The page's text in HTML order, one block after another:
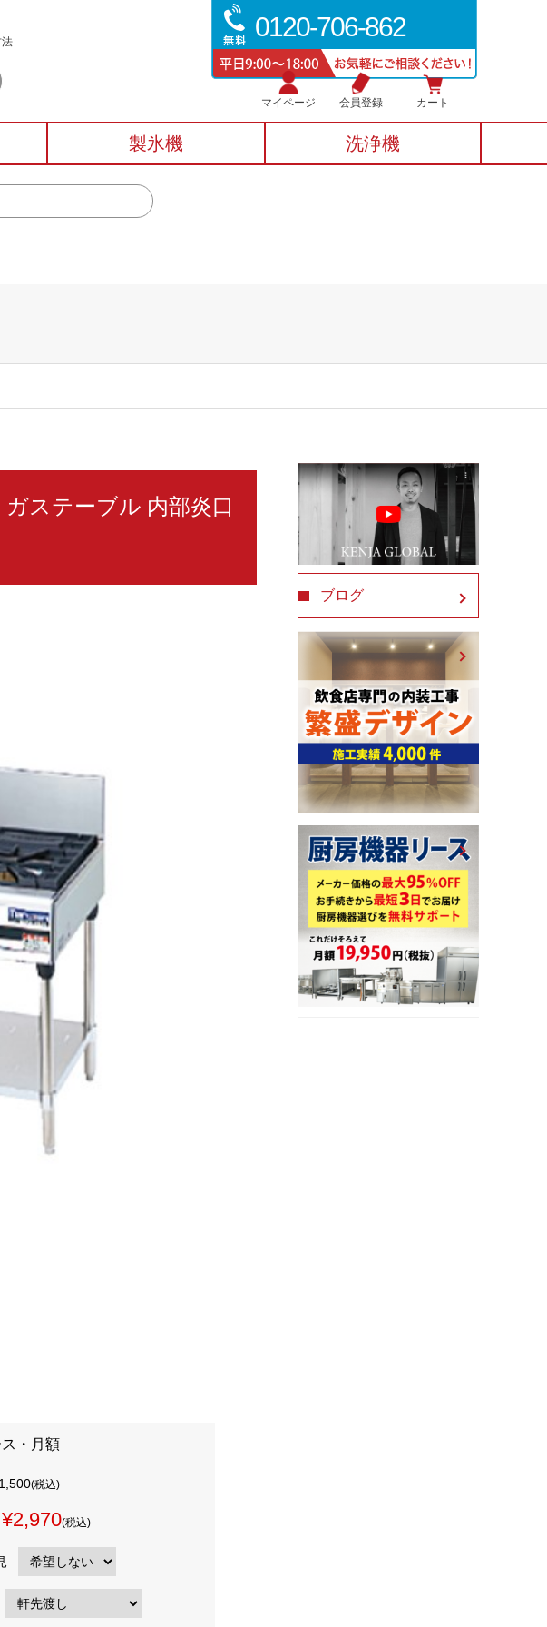
0120-706-862
法
マイページ 会員登録 カート
製氷機 洗浄機
ステーブル 内部炎口
・月額
(税込)
¥2,970(税込)
ブログ